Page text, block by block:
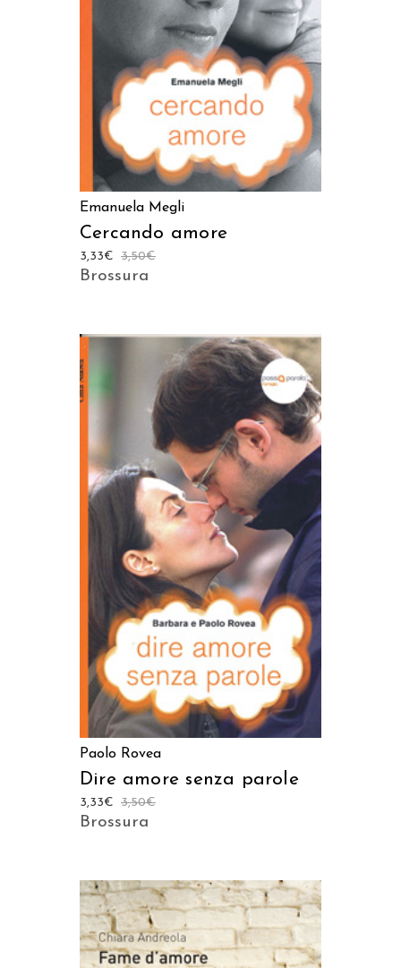
Emanuela Megli
Cercando amore
3,50€
3,33€
Brossura
AGGIUNGI AL CARRELLO
Paolo Rovea
Dire amore senza parole
3,50€
3,33€
Brossura